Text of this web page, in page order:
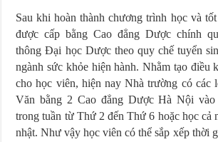
Sau khi hoàn thành chương trình học và
được cấp bằng Cao đẳng Dược chính
thông Đại học Dược theo quy chế tuyển
ngành sức khỏe hiện hành. Nhằm tạo điều
cho học viên, hiện nay Nhà trường có các
Văn bằng 2 Cao đẳng Dược Hà Nội
trong tuần từ Thứ 2 đến Thứ 6 hoặc học cả
nhật. Như vậy học viên có thể sắp xếp thời